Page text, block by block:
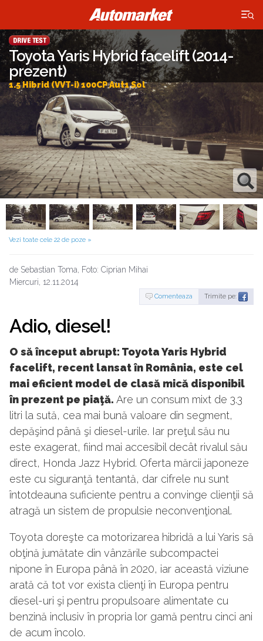
×
Toyota Yaris Hybrid facelift (2014-
prezent)
1.5 Hibrid (VVT-i) 100CP Aut1 Sol
Vezi toate cele 22 de poze »
de Sebastian Toma, Foto: Ciprian Mihai
Miercuri, 12.11.2014
Comenteaza Trimite pe:
Adio, diesel!
O să început abrupt: Toyota Yaris Hybrid
facelift, recent lansat în România, este cel
mai eficient model de clasă mică disponibil
în prezent pe piaţă. Are un consum mixt de 3.3
litri la sută, cea mai bună valoare din segment,
depăşind până şi diesel-urile. Iar preţul său nu
este exagerat, fiind mai accesibil decât rivalul său
direct, Honda Jazz Hybrid. Oferta mărcii japoneze
este cu siguranţă tentantă, dar cifrele nu sunt
întotdeauna suficiente pentru a convinge clienţii să
atragă un sistem de propulsie neconvenţional.
Toyota doreşte ca motorizarea hibridă a lui Yaris să
obţină jumătate din vânzările subcompactei
nipone în Europa până în 2020, iar această viziune
arată că tot vor exista clienţi în Europa pentru
diesel-uri şi pentru propulsoare alimentate cu
benzină inclusiv în propria lor gamă pentru cinci ani
de acum încolo.